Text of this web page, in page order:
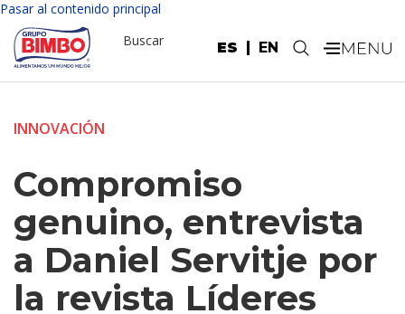
Pasar al contenido principal
ES EN
Buscar .
INNOVACIÓN
Compromiso
genuino, entrevista
a Daniel Servitje por
la revista Líderes